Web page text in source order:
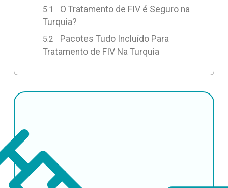
O Tratamento de FIV é Seguro na
Turquia?
Pacotes Tudo Incluído Para
Tratamento de FIV Na Turquia